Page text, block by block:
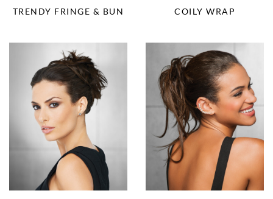
TRENDY FRINGE & BUN COILY WRAP